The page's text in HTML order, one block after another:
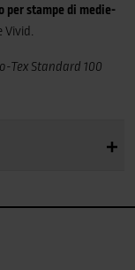
per stampe di medie-
Tex Standard 100